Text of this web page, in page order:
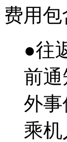
费用包
●往
前
外
乘